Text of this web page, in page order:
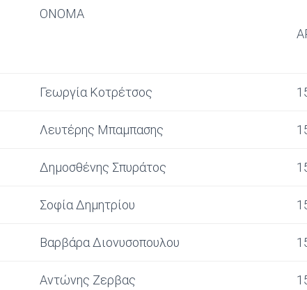
ΟΝΟΜΑ
Γεωργία Κοτρέτσος
Λευτέρης Μπαμπασης
Δημοσθένης Σπυράτος
Σοφία Δημητρίου
Βαρβάρα Διονυσοπουλου
Αντώνης Ζερβας